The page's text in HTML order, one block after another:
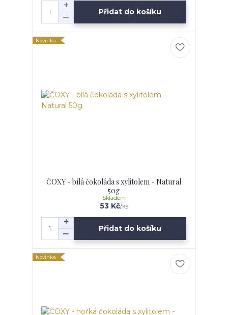
Přidat do košíku
Novinka
ČOXY - bílá čokoláda s xylitolem - Natural
50g
53 Kč/ks
Skladem
Přidat do košíku
Novinka